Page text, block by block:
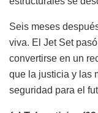
Seis meses
viva. El Jet Set
convertirse en un
que la justicia y las
seguridad para el